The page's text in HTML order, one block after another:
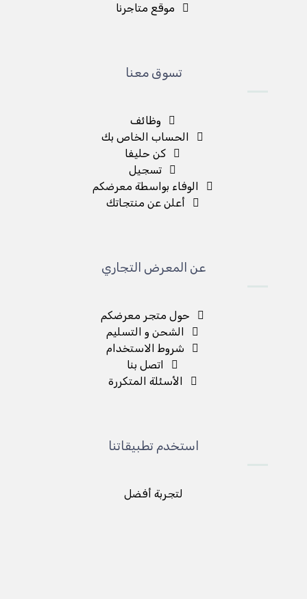
موقع متاجرنا
تسوق معنا
وظائف
الحساب الخاص بك
كن حليفا
تسجيل
الوفاء بواسطة معرضكم
أعلن عن منتجاتك
عن المعرض التجاري
حول متجر معرضكم
الشحن و التسليم
شروط الاستخدام
اتصل بنا
الأسئلة المتكررة
استخدم تطبيقاتنا
لتجربة أفضل